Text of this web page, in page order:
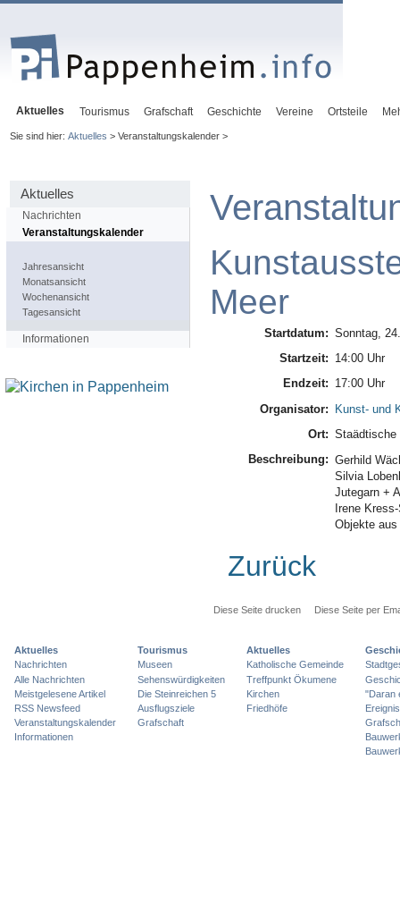
Aktuelles Tourismus Grafschaft Geschichte Vereine Ortsteile
Sie sind hier: Aktuelles > Veranstaltungskalender >
Aktuelles
Nachrichten
Veranstaltungskalender
Jahresansicht
Monatsansicht
Wochenansicht
Tagesansicht
Informationen
Meer
Startdatum: Sonntag,
Startzeit: 14:00 Uhr
Endzeit: 17:00 Uhr
Organisator: Kunst- und
Ort: Staädtische
Beschreibung: Gerhild
Silvia
Jutegarn +
Irene
Objekte
Zurück
Diese Seite drucken Diese Seite per
Aktuelles
Nachrichten
Alle Nachrichten
Meistgelesene Artikel
RSS Newsfeed
Veranstaltungskalender
Informationen
Tourismus
Museen
Sehenswürdigkeiten
Die Steinreichen 5
Ausflugsziele
Grafschaft
Aktuelles
Katholische Gemeinde
Treffpunkt Ökumene
Kirchen
Friedhöfe
"Daran